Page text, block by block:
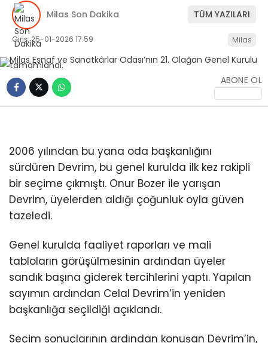
Facebook
Instagram
Youtube
VEFAT
GENEL
İLETIŞIM
KÜNYE
Milas Son Dakika TÜM YAZILARI
Giriş: 25-01-2026 17:59 Milas
ABONE OL
2006 yılından bu yana oda başkanlığını
sürdüren Devrim, bu genel kurulda ilk kez rakipli
bir seçime çıkmıştı. Onur Bozer ile yarışan
Devrim, üyelerden aldığı çoğunluk oyla güven
tazeledi.
Genel kurulda faaliyet raporları ve mali
tabloların görüşülmesinin ardından üyeler
sandık başına giderek tercihlerini yaptı. Yapılan
sayımın ardından Celal Devrim’in yeniden
başkanlığa seçildiği açıklandı.
Seçim sonuçlarının ardından konuşan Devrim’in,